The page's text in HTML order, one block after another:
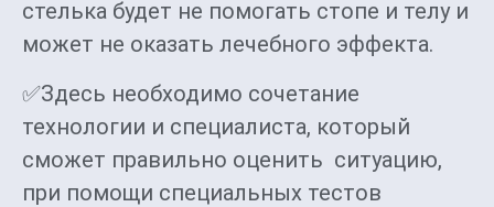
стелька будет не помогать стопе и телу и
может не оказать лечебного эффекта.
✅Здесь необходимо сочетание
технологии и специалиста, который
сможет правильно оценить ситуацию,
при помощи специальных тестов